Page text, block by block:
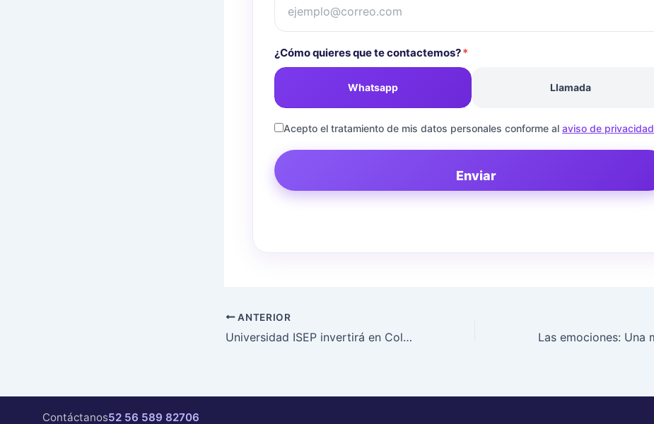
¿Cómo quieres que te contactemos?*
Whatsapp Llamada
Acepto el tratamiento de mis datos personales conforme al aviso de privacidad
Enviar
ANTERIOR
Universidad ISEP invertirá en Colombia
Contáctanos52 56 589 82706